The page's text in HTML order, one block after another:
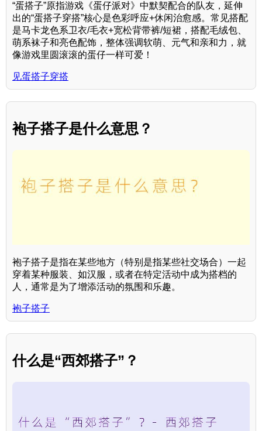
“蛋搭子”原指游戏《蛋仔派对》中默契配合的队友，延伸
出的“蛋搭子穿搭”核心是色彩呼应+休闲治愈感。常见搭配
是马卡龙色系卫衣/毛衣+宽松背带裤/短裙，搭配毛绒包、
萌系袜子和亮色配饰，整体强调软萌、元气和亲和力，就
像游戏里圆滚滚的蛋仔一样可爱！
见蛋搭子穿搭
袍子搭子是什么意思？
袍子搭子是指在某些地方（特别是指某些社交场合）一起
穿着某种服装、如汉服，或者在特定活动中成为搭档的
人，通常是为了增添活动的氛围和乐趣。
袍子搭子
什么是“西郊搭子”？